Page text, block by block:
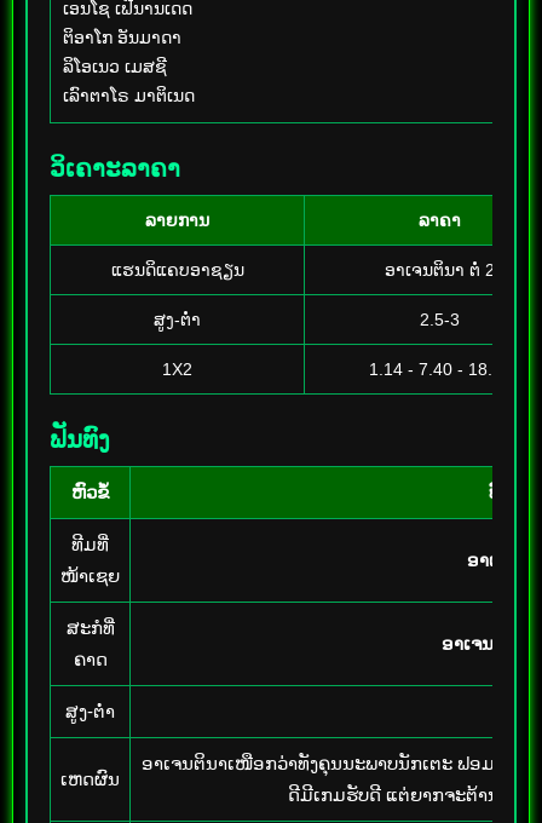
ເອນໂຊ ເຟີນານເດດ
ຕິອາໂກ ອັນມາດາ
ລິໂອເນວ ເມສຊີ
ເລົາຕາໂຣ ມາຕິເນດ
ວິເຄາະລາຄາ
ລາຍການ ລາຄາ
ແຮນດິແຄບອາຊຽນ ອາເຈນຕິນາ ຕໍ່ 2
ສູງ-ຕ່ຳ 2.5-3
1X2 1.14 - 7.40 - 18.00
ຟັນທົງ
ຫົວຂໍ້ ບົດວິເ
ທີມທີ່
ໜ້າເຊຍ
ອາເຈນຕິ
ສະກໍທີ່
ຄາດ
ອາເຈນຕິນາ
ສູງ-ຕ່ຳ
ເຫດຜົນ
ອາເຈນຕິນາເໜືອກວ່າທັງຄຸນນະພາບນັກເຕະ ຟອມກາ
ດີມີເກມຮັບດີ ແຕ່ຍາກຈະຕ້ານແນ